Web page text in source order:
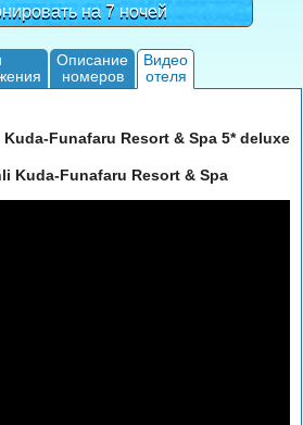
на 7 ночей
Описание
номеров
Видео
отеля
Funafaru Resort & Spa 5* deluxe
Kuda-Funafaru Resort & Spa